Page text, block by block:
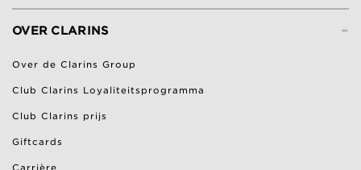
-
OVER CLARINS
Over de Clarins Group
Club Clarins Loyaliteitsprogramma
Club Clarins prijs
Giftcards
Carrière